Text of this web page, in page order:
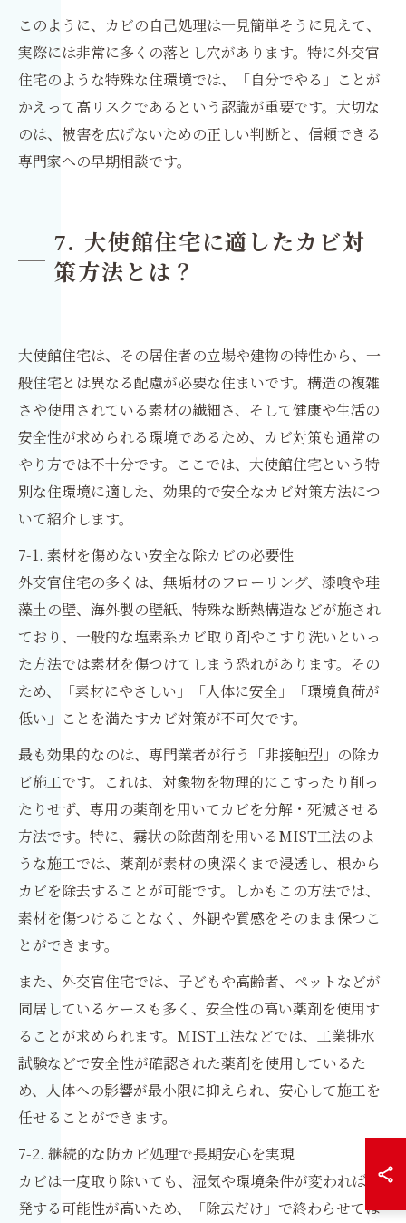
このように、カビの自己処理は一見簡単そうに見えて、
実際には非常に多くの落とし穴があります。特に外交官
住宅のような特殊な住環境では、「自分でやる」ことが
かえって高リスクであるという認識が重要です。大切な
のは、被害を広げないための正しい判断と、信頼できる
専門家への早期相談です。
7. 大使館住宅に適したカビ対
策方法とは？
大使館住宅は、その居住者の立場や建物の特性から、一
般住宅とは異なる配慮が必要な住まいです。構造の複雑
さや使用されている素材の繊細さ、そして健康や生活の
安全性が求められる環境であるため、カビ対策も通常の
やり方では不十分です。ここでは、大使館住宅という特
別な住環境に適した、効果的で安全なカビ対策方法につ
いて紹介します。
7-1. 素材を傷めない安全な除カビの必要性
外交官住宅の多くは、無垢材のフローリング、漆喰や珪
藻土の壁、海外製の壁紙、特殊な断熱構造などが施され
ており、一般的な塩素系カビ取り剤やこすり洗いといっ
た方法では素材を傷つけてしまう恐れがあります。その
ため、「素材にやさしい」「人体に安全」「環境負荷が
低い」ことを満たすカビ対策が不可欠です。
最も効果的なのは、専門業者が行う「非接触型」の除カ
ビ施工です。これは、対象物を物理的にこすったり削っ
たりせず、専用の薬剤を用いてカビを分解・死滅させる
方法です。特に、霧状の除菌剤を用いるMIST工法のよ
うな施工では、薬剤が素材の奥深くまで浸透し、根から
カビを除去することが可能です。しかもこの方法では、
素材を傷つけることなく、外観や質感をそのまま保つこ
とができます。
また、外交官住宅では、子どもや高齢者、ペットなどが
同居しているケースも多く、安全性の高い薬剤を使用す
ることが求められます。MIST工法などでは、工業排水
試験などで安全性が確認された薬剤を使用しているた
め、人体への影響が最小限に抑えられ、安心して施工を
任せることができます。
7-2. 継続的な防カビ処理で長期安心を実現
カビは一度取り除いても、湿気や環境条件が変われば再
発する可能性が高いため、「除去だけ」で終わらせては